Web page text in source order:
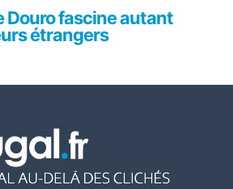
Douro fascine autant
étrangers